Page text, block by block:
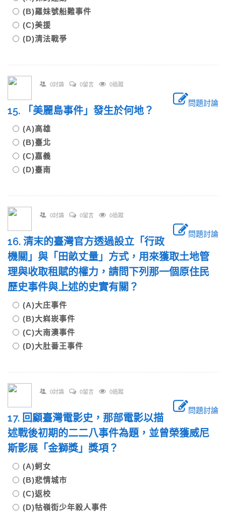
(B)羅妹號船難事件
(C)美援
(D)清法戰爭
0討論 0留言 0追蹤
問題討論
15. 「美麗島事件」發生於何地？
(A)高雄
(B)臺北
(C)嘉義
(D)臺南
0討論 0留言 0追蹤
問題討論
16. 清末的臺灣官方透過設立「行政
機關」與「田畝丈量」方式，用來獲取土地管
理與收取租賦的權力，請問下列那一個原住民
歷史事件與上述的史實有關？
(A)大庄事件
(B)大嵙崁事件
(C)大南澳事件
(D)大肚番王事件
0討論 0留言 0追蹤
問題討論
17. 回顧臺灣電影史，那部電影以描
述戰後初期的二二八事件為題，並曾榮獲威尼
斯影展「金獅獎」獎項？
(A)蚵女
(B)悲情城市
(C)返校
(D)牯嶺街少年殺人事件